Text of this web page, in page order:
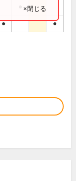
● ●
×閉じる